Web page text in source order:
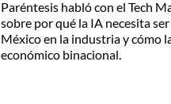
Paréntesis habló con el Tech
sobre por qué la IA necesita
México en la industria y cómo
económico binacional.